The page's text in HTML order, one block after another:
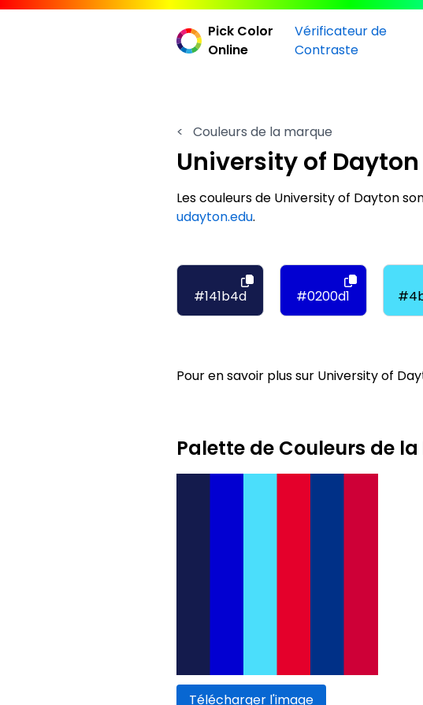
Pick Color
Online
Vérificateur de
Contraste
< Couleurs de la marque
University of Dayton
Les couleurs de University of Dayton
udayton.edu.
#141b4d #0200d1
Pour en savoir plus sur University of
Palette de Couleurs de
Télécharger l'image